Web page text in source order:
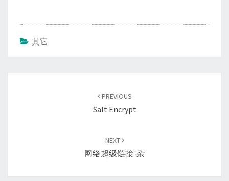
其它
PREVIOUS
Salt Encrypt
NEXT
网络超级链接-杂